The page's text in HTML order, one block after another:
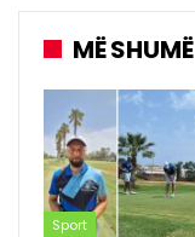
MË SHUMË
Sport